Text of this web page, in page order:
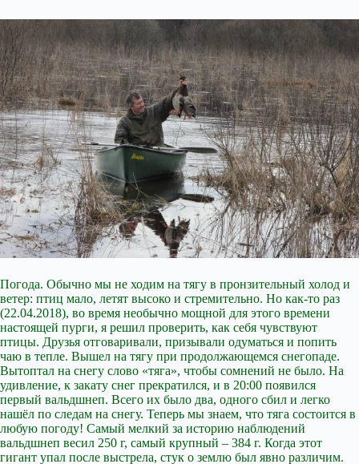
Погода. Обычно мы не ходим на тягу в пронзительный холод и
ветер: птиц мало, летят высоко и стремительно. Но как-то раз
(22.04.2018), во время необычно мощной для этого времени
настоящей пурги, я решил проверить, как себя чувствуют
птицы. Друзья отговаривали, призывали одуматься и попить
чаю в тепле. Вышел на тягу при продолжающемся снегопаде.
Вытоптал на снегу слово «тяга», чтобы сомнений не было. На
удивление, к закату снег прекратился, и в 20:00 появился
первый вальдшнеп. Всего их было два, одного сбил и легко
нашёл по следам на снегу. Теперь мы знаем, что тяга состоится в
любую погоду! Самый мелкий за историю наблюдений
вальдшнеп весил 250 г, самый крупный – 384 г. Когда этот
гигант упал после выстрела, стук о землю был явно различим.